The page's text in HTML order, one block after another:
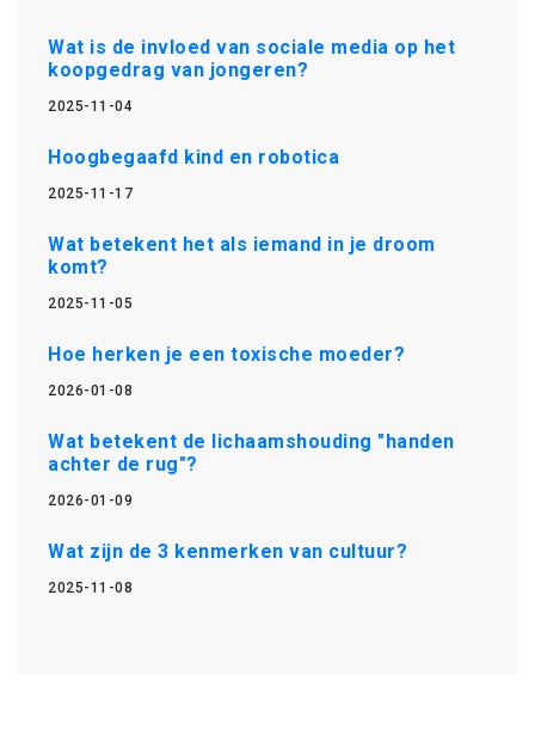
Wat is de invloed van sociale media op het
koopgedrag van jongeren?
2025-11-04
Hoogbegaafd kind en robotica
2025-11-17
Wat betekent het als iemand in je droom
komt?
2025-11-05
Hoe herken je een toxische moeder?
2026-01-08
Wat betekent de lichaamshouding "handen
achter de rug"?
2026-01-09
Wat zijn de 3 kenmerken van cultuur?
2025-11-08